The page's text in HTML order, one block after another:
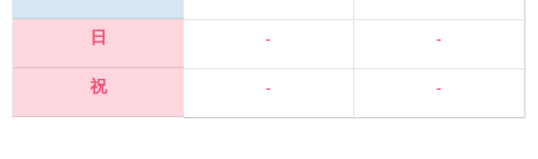
日
祝
-
-
-
-